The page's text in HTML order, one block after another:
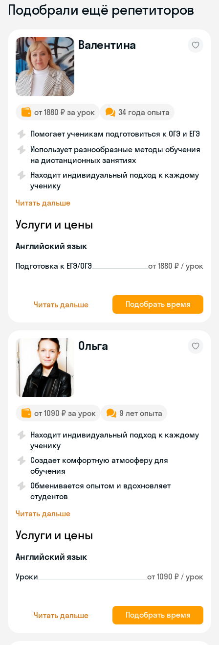
Подобрали ещё репетиторов
Валентина
от 1880 ₽ за урок 34 года опыта
Помогает ученикам подготовиться к ОГЭ и ЕГЭ
Использует разнообразные методы обучения
на дистанционных занятиях
Находит индивидуальный подход к каждому
ученику
Читать дальше
Услуги и цены
Английский язык
Подготовка к ЕГЭ/ОГЭ от 1880 ₽ / урок
Читать дальше Подобрать время
Ольга
от 1090 ₽ за урок 9 лет опыта
Находит индивидуальный подход к каждому
ученику
Создает комфортную атмосферу для
обучения
Обменивается опытом и вдохновляет
студентов
Читать дальше
Услуги и цены
Английский язык
Уроки от 1090 ₽ / урок
Читать дальше Подобрать время